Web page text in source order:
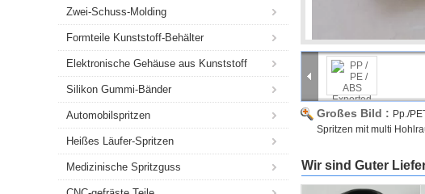
Zwei-Schuss-Molding
Formteile Kunststoff-Behälter
Elektronische Gehäuse aus Kunststoff
Silikon Gummi-Bänder
Automobilspritzen
Heißes Läufer-Spritzen
Medizinische Spritzguss
Großes Bild : Pp./
Spritzen mit multi
Wir sind Guter